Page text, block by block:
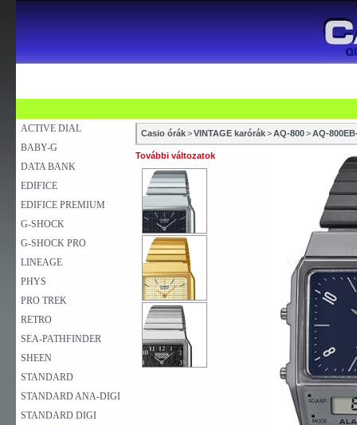
ACTIVE DIAL
BABY-G
DATA BANK
EDIFICE
EDIFICE PREMIUM
G-SHOCK
G-SHOCK PRO
LINEAGE
PHYS
PRO TREK
RETRO
SEA-PATHFINDER
SHEEN
STANDARD
STANDARD ANA-DIGI
STANDARD DIGI
Casio órák>VINTAGE karórák>AQ-800>AQ-
További változatok